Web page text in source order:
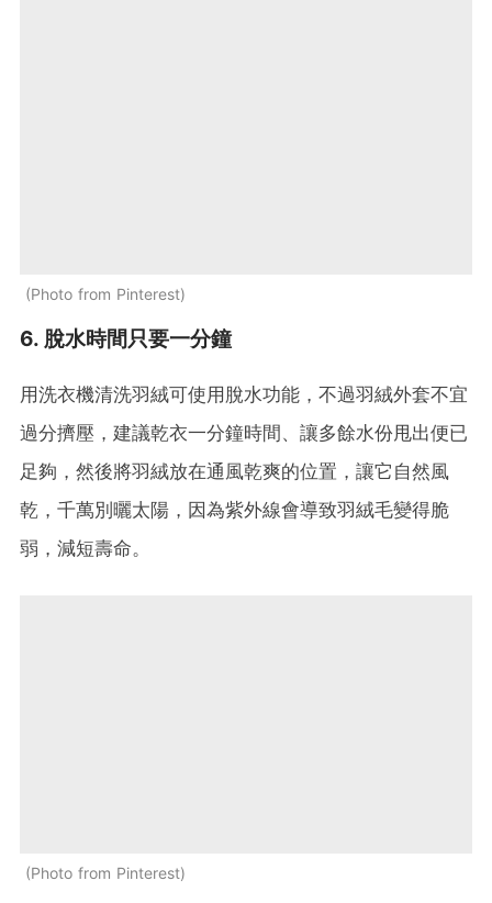
Photo from Pinterest
6. 脫水時間只要一分鐘
用洗衣機清洗羽絨可使用脫水功能，不過羽絨外套不宜
過分擠壓，建議乾衣一分鐘時間、讓多餘水份甩出便已
足夠，然後將羽絨放在通風乾爽的位置，讓它自然風
乾，千萬別曬太陽，因為紫外線會導致羽絨毛變得脆
弱，減短壽命。
Photo from Pinterest